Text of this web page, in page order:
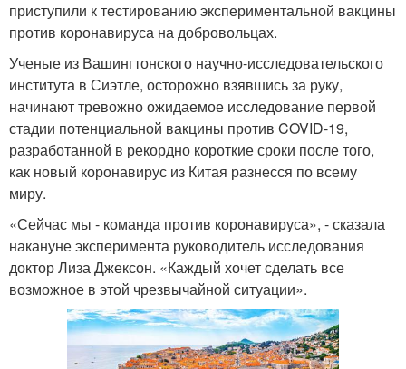
приступили к тестированию экспериментальной вакцины
против коронавируса на добровольцах.
Ученые из Вашингтонского научно-исследовательского
института в Сиэтле, осторожно взявшись за руку,
начинают тревожно ожидаемое исследование первой
стадии потенциальной вакцины против COVID-19,
разработанной в рекордно короткие сроки после того,
как новый коронавирус из Китая разнесся по всему
миру.
«Сейчас мы - команда против коронавируса», - сказала
накануне эксперимента руководитель исследования
доктор Лиза Джексон. «Каждый хочет сделать все
возможное в этой чрезвычайной ситуации».